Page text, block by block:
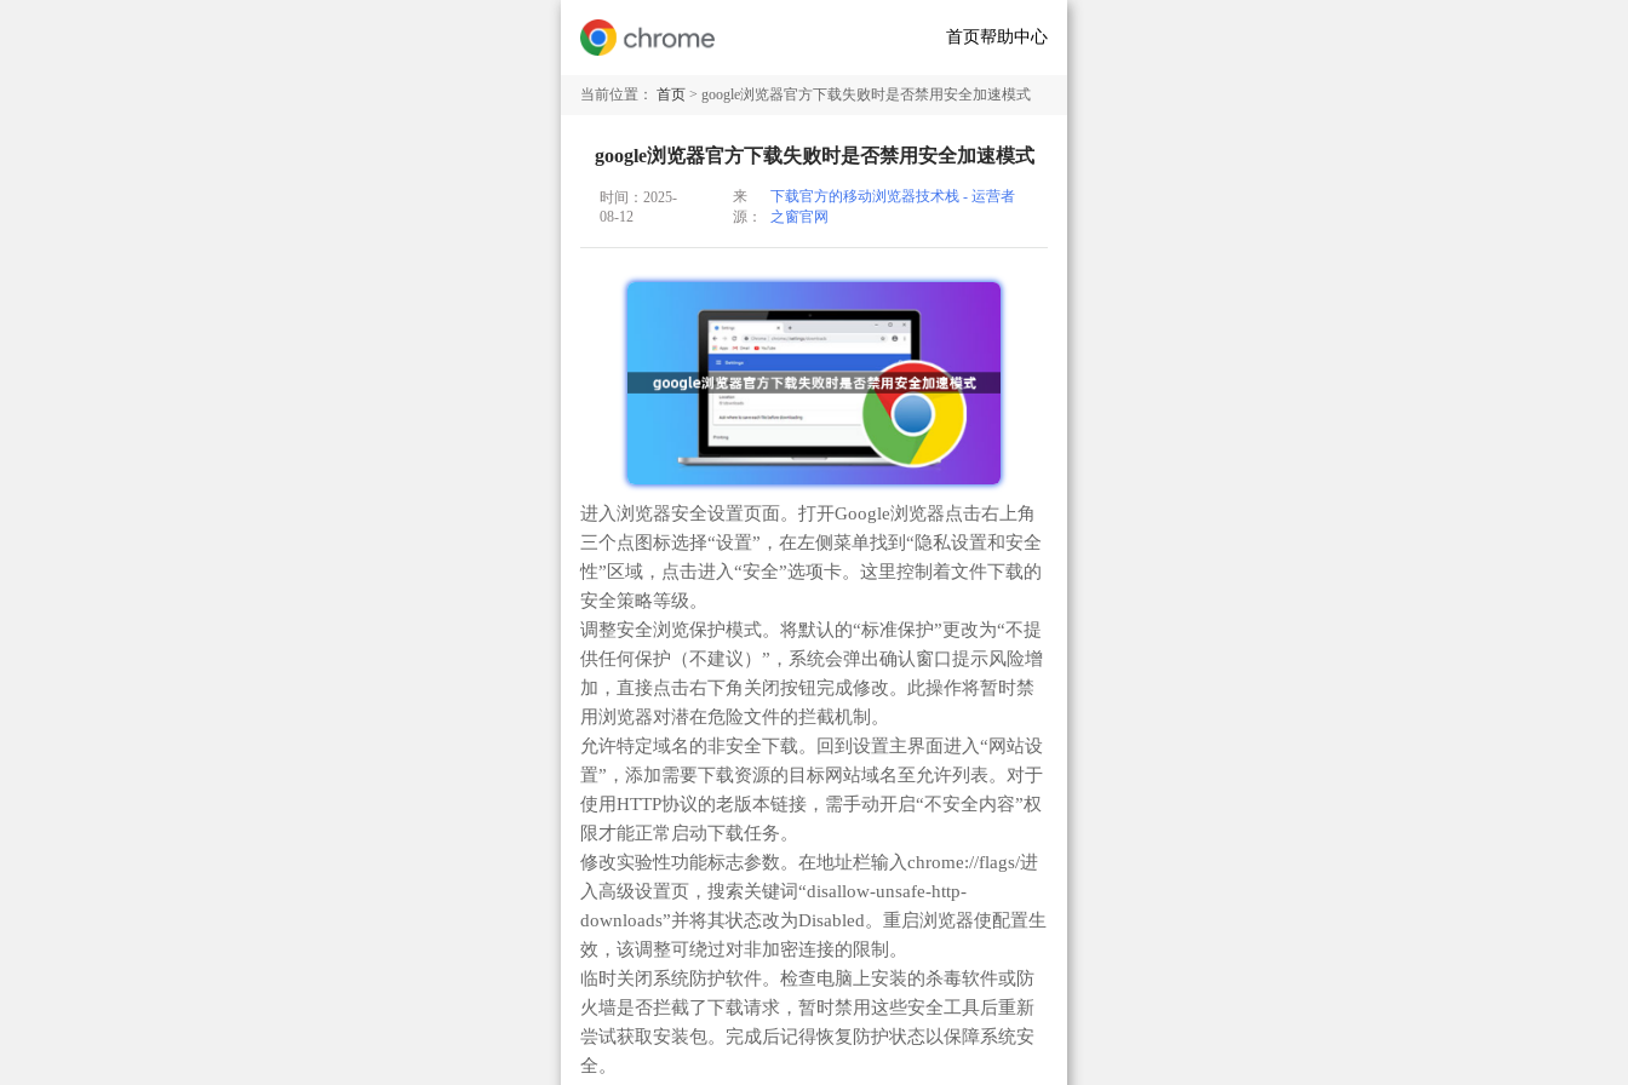
首页帮助中心
当前位置： 首页 > google浏览器官方下载失败时是否禁用安全加速模式
google浏览器官方下载失败时是否禁用安全加速模式
时间：2025-
08-12
来
源：
下载官方的移动浏览器技术栈 - 运营者
之窗官网
进入浏览器安全设置页面。打开Google浏览器点击右上角
三个点图标选择“设置”，在左侧菜单找到“隐私设置和安全
性”区域，点击进入“安全”选项卡。这里控制着文件下载的
安全策略等级。
调整安全浏览保护模式。将默认的“标准保护”更改为“不提
供任何保护（不建议）”，系统会弹出确认窗口提示风险增
加，直接点击右下角关闭按钮完成修改。此操作将暂时禁
用浏览器对潜在危险文件的拦截机制。
允许特定域名的非安全下载。回到设置主界面进入“网站设
置”，添加需要下载资源的目标网站域名至允许列表。对于
使用HTTP协议的老版本链接，需手动开启“不安全内容”权
限才能正常启动下载任务。
修改实验性功能标志参数。在地址栏输入chrome://flags/进
入高级设置页，搜索关键词“disallow-unsafe-http-
downloads”并将其状态改为Disabled。重启浏览器使配置生
效，该调整可绕过对非加密连接的限制。
临时关闭系统防护软件。检查电脑上安装的杀毒软件或防
火墙是否拦截了下载请求，暂时禁用这些安全工具后重新
尝试获取安装包。完成后记得恢复防护状态以保障系统安
全。